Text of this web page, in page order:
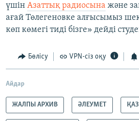
үшін Азаттық радиосына және
ағай Төлегеновке алғысымыз
көп көмегі тиді бізге» дейді
Бөлісу VPN-сіз оқу
Айдар
ЖАЛПЫ АРХИВ ӘЛЕУМЕТ